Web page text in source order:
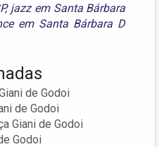
, jazz em Santa Bárbara
em Santa Bárbara D
de Godoi
de Godoi
Giani de Godoi
Godoi